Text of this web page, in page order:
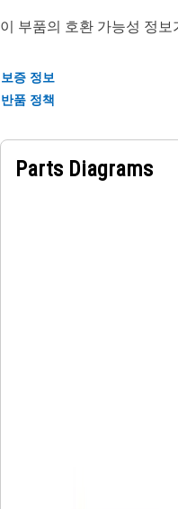
이 부품의 호환 가능성 정보
보증 정보
반품 정책
Parts Diagrams